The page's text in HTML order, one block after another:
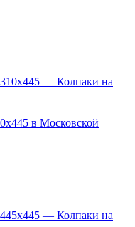
в Московской